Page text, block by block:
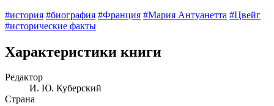
#история #биография #Франция #Мария Антуанетта #Цвейг
#исторические факты
Характеристики книги
Редактор
И. Ю. Куберский
Страна